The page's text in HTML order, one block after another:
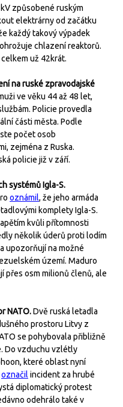
způsobené ruským
elektrárny od začátku
každý takový výpadek
chlazení reaktorů.
už 42krát.
na ruské zpravodajské
ve věku 44 až 48 let,
Policie provedla
části města. Podle
počet osob
zejména z Ruska.
policie již v září.
systémů Igla-S.
oznámil, že jeho armáda
komplety Igla-S.
kvůli přítomnosti
několik úderů proti lodím
upozorňují na možné
území. Maduro
přes osm milionů členů, ale
NATO.Dvě ruská letadla
prostoru Litvy z
se pohybovala přibližně
Do vzduchu vzlétly
které oblast nyní
označil incident za hrubé
diplomatický protest
odehrálo také v